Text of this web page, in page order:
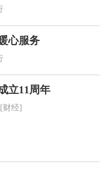
心服务
立11周年
[财经]